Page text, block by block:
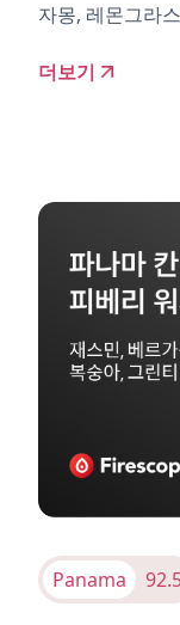
자몽, 레몬그라
더보기
Panama